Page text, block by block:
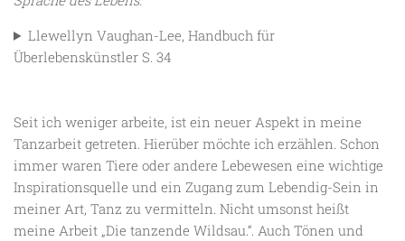
Llewellyn Vaughan-Lee, Handbuch für
Überlebenskünstler S. 34
Seit ich weniger arbeite, ist ein neuer Aspekt in meine
Tanzarbeit getreten. Hierüber möchte ich erzählen. Schon
immer waren Tiere oder andere Lebewesen eine wichtige
Inspirationsquelle und ein Zugang zum Lebendig-Sein in
meiner Art, Tanz zu vermitteln. Nicht umsonst heißt
meine Arbeit „Die tanzende Wildsau.“. Auch Tönen und